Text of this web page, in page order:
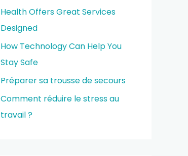
e
r
:
Health Offers Great Services
Designed
How Technology Can Help You
Stay Safe
Préparer sa trousse de secours
Comment réduire le stress au
travail ?